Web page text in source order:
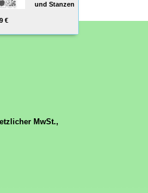
und Stanzen
€
MwSt.,